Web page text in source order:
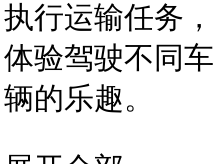
执行运输任务，
体验驾驶不同车
辆的乐趣。